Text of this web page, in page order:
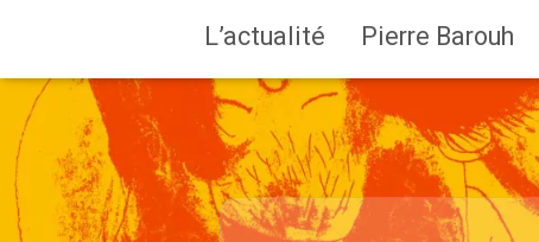
L’actualité Pierre Barouh